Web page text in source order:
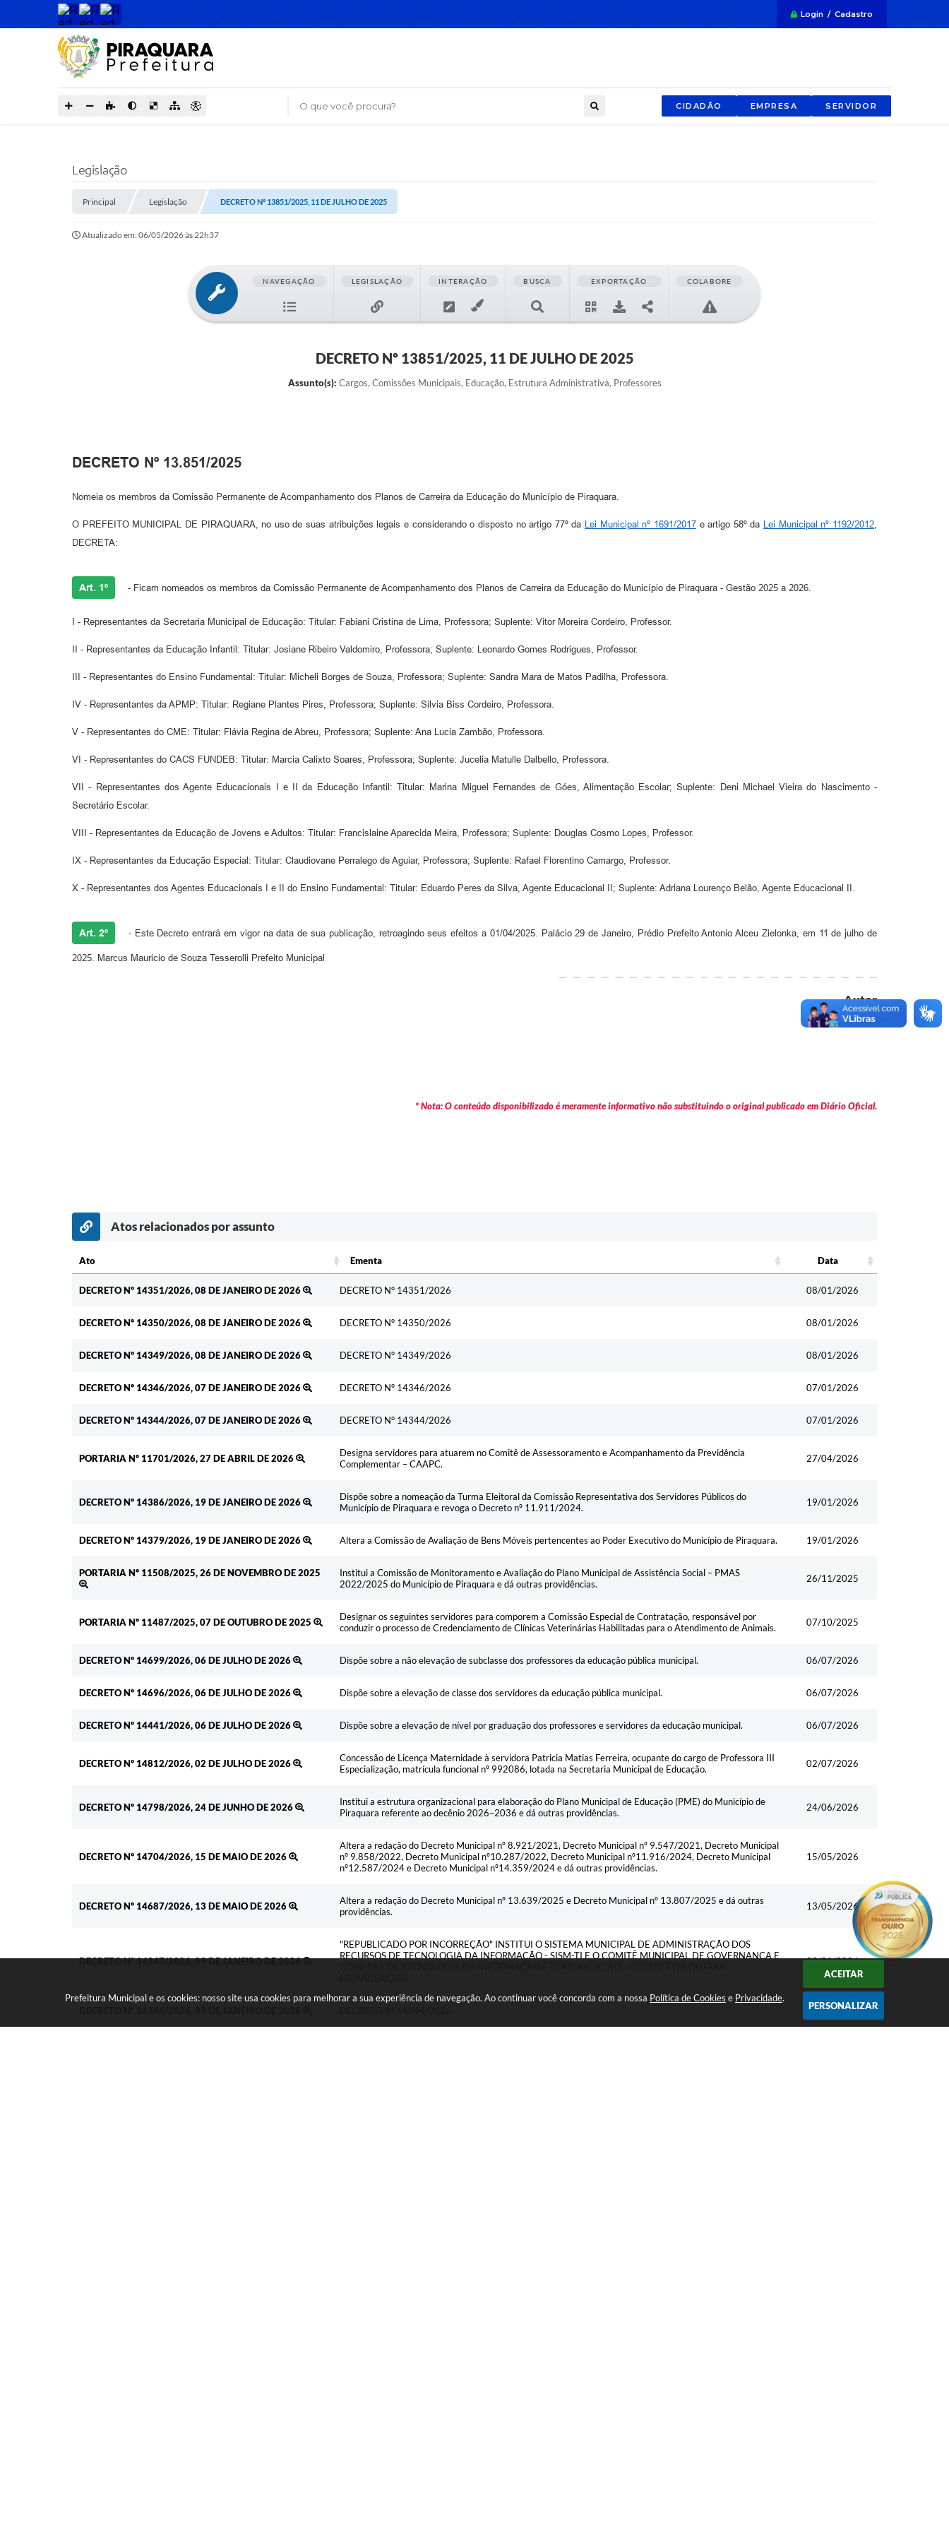
Prefeitura Municipal e os cookies: nosso site usa cookies para melhorar a sua experiência de navegação. Ao continuar você concorda com a nossa Política de Cookies e Privacidade.
ACEITAR
PERSONALIZAR
Login / Cadastro
O que você procura? CIDADÃO EMPRESA SERVIDOR
Legislação
Principal Legislação DECRETO Nº 13851/2025, 11 DE JULHO DE 2025
Atualizado em: 06/05/2026 às 22h37
NAVEGAÇÃO LEGISLAÇÃO INTERAÇÃO BUSCA EXPORTAÇÃO COLABORE
DECRETO Nº 13851/2025, 11 DE JULHO DE 2025
Assunto(s): Cargos, Comissões Municipais, Educação, Estrutura Administrativa, Professores
DECRETO Nº 13.851/2025
Nomeia os membros da Comissão Permanente de Acompanhamento dos Planos de Carreira da Educação do Município de Piraquara.
O PREFEITO MUNICIPAL DE PIRAQUARA, no uso de suas atribuições legais e considerando o disposto no artigo 77º da Lei Municipal nº 1691/2017e artigo 58º da Lei Municipal nº 1192/2012,
DECRETA:
Art. 1º - Ficam nomeados os membros da Comissão Permanente de Acompanhamento dos Planos de Carreira da Educação do Município de Piraquara - Gestão 2025 a 2026.
I - Representantes da Secretaria Municipal de Educação: Titular: Fabiani Cristina de Lima, Professora; Suplente: Vitor Moreira Cordeiro, Professor.
II - Representantes da Educação Infantil: Titular: Josiane Ribeiro Valdomiro, Professora; Suplente: Leonardo Gomes Rodrigues, Professor.
III - Representantes do Ensino Fundamental: Titular: Micheli Borges de Souza, Professora; Suplente: Sandra Mara de Matos Padilha, Professora.
IV - Representantes da APMP: Titular: Regiane Plantes Pires, Professora; Suplente: Silvia Biss Cordeiro, Professora.
V - Representantes do CME: Titular: Flávia Regina de Abreu, Professora; Suplente: Ana Lucia Zambão, Professora.
VI - Representantes do CACS FUNDEB: Titular: Marcia Calixto Soares, Professora; Suplente: Jucelia Matulle Dalbello, Professora.
VII - Representantes dos Agente Educacionais I e II da Educação Infantil: Titular: Marina Miguel Fernandes de Góes, Alimentação Escolar; Suplente: Deni Michael Vieira do Nascimento -
Secretário Escolar.
VIII - Representantes da Educação de Jovens e Adultos: Titular: Francislaine Aparecida Meira, Professora; Suplente: Douglas Cosmo Lopes, Professor.
IX - Representantes da Educação Especial: Titular: Claudiovane Perralego de Aguiar, Professora; Suplente: Rafael Florentino Camargo, Professor.
X - Representantes dos Agentes Educacionais I e II do Ensino Fundamental: Titular: Eduardo Peres da Silva, Agente Educacional II; Suplente: Adriana Lourenço Belão, Agente Educacional II.
Art. 2º - Este Decreto entrará em vigor na data de sua publicação, retroagindo seus efeitos a 01/04/2025. Palácio 29 de Janeiro, Prédio Prefeito Antonio Alceu Zielonka, em 11 de julho de
2025. Marcus Mauricio de Souza Tesserolli Prefeito Municipal
Autor
Executivo
* Nota: O conteúdo disponibilizado é meramente informativo não substituindo o original publicado em Diário Oficial.
Atos relacionados por assunto
Ato Ementa
Data
DECRETO Nº 14351/2026, 08 DE JANEIRO DE 2026
DECRETO N° 14351/2026 08/01/2026
DECRETO Nº 14350/2026, 08 DE JANEIRO DE 2026 DECRETO N° 14350/2026 08/01/2026
DECRETO Nº 14349/2026, 08 DE JANEIRO DE 2026 DECRETO N° 14349/2026 08/01/2026
DECRETO Nº 14346/2026, 07 DE JANEIRO DE 2026 DECRETO N° 14346/2026 07/01/2026
DECRETO Nº 14344/2026, 07 DE JANEIRO DE 2026 DECRETO N° 14344/2026 07/01/2026
PORTARIA Nº 11701/2026, 27 DE ABRIL DE 2026
Designa servidores para atuarem no Comitê de Assessoramento e Acompanhamento da Previdência
Complementar – CAAPC.
27/04/2026
DECRETO Nº 14386/2026, 19 DE JANEIRO DE 2026
Dispõe sobre a nomeação da Turma Eleitoral da Comissão Representativa dos Servidores Públicos do
Município de Piraquara e revoga o Decreto nº 11.911/2024.
19/01/2026
DECRETO Nº 14379/2026, 19 DE JANEIRO DE 2026 Altera a Comissão de Avaliação de Bens Móveis pertencentes ao Poder Executivo do Município de Piraquara. 19/01/2026
PORTARIA Nº 11508/2025, 26 DE NOVEMBRO DE 2025
Institui a Comissão de Monitoramento e Avaliação do Plano Municipal de Assistência Social – PMAS
2022/2025 do Município de Piraquara e dá outras providências.
26/11/2025
PORTARIA Nº 11487/2025, 07 DE OUTUBRO DE 2025
Designar os seguintes servidores para comporem a Comissão Especial de Contratação, responsável por
conduzir o processo de Credenciamento de Clínicas Veterinárias Habilitadas para o Atendimento de Animais.
07/10/2025
DECRETO Nº 14699/2026, 06 DE JULHO DE 2026 Dispõe sobre a não elevação de subclasse dos professores da educação pública municipal. 06/07/2026
DECRETO Nº 14696/2026, 06 DE JULHO DE 2026 Dispõe sobre a elevação de classe dos servidores da educação pública municipal. 06/07/2026
DECRETO Nº 14441/2026, 06 DE JULHO DE 2026 Dispõe sobre a elevação de nível por graduação dos professores e servidores da educação municipal. 06/07/2026
DECRETO Nº 14812/2026, 02 DE JULHO DE 2026
Concessão de Licença Maternidade à servidora Patricia Matias Ferreira, ocupante do cargo de Professora III
Especialização, matrícula funcional nº 992086, lotada na Secretaria Municipal de Educação.
02/07/2026
DECRETO Nº 14798/2026, 24 DE JUNHO DE 2026
Institui a estrutura organizacional para elaboração do Plano Municipal de Educação (PME) do Município de
Piraquara referente ao decênio 2026–2036 e dá outras providências.
24/06/2026
DECRETO Nº 14704/2026, 15 DE MAIO DE 2026
Altera a redação do Decreto Municipal nº 8.921/2021, Decreto Municipal nº 9.547/2021, Decreto Municipal
nº 9.858/2022, Decreto Municipal nº10.287/2022, Decreto Municipal nº11.916/2024, Decreto Municipal
nº12.587/2024 e Decreto Municipal nº14.359/2024 e dá outras providências.
15/05/2026
DECRETO Nº 14687/2026, 13 DE MAIO DE 2026
Altera a redação do Decreto Municipal nº 13.639/2025 e Decreto Municipal nº 13.807/2025 e dá outras
providências.
13/05/2026
DECRETO Nº 14347/2026, 09 DE JANEIRO DE 2026
"REPUBLICADO POR INCORREÇÃO" INSTITUI O SISTEMA MUNICIPAL DE ADMINISTRAÇÃO DOS
RECURSOS DE TECNOLOGIA DA INFORMAÇÃO - SISM-TI E O COMITÊ MUNICIPAL DE GOVERNANÇA E
09/01/2026
07/01/2026